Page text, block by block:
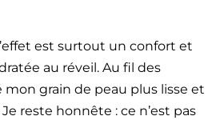
est surtout un confort et
au réveil. Au fil des
mon grain de peau plus lisse et
reste honnête : ce n’est pas